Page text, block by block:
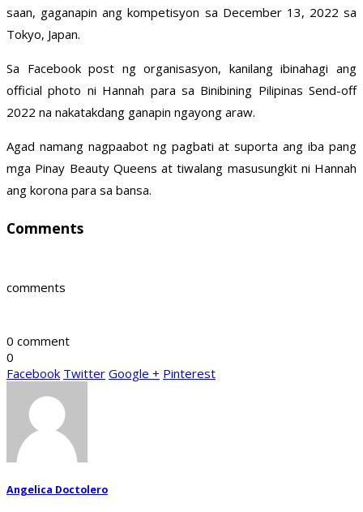
saan, gaganapin ang kompetisyon sa December 13, 2022 sa
Tokyo, Japan.
Sa Facebook post ng organisasyon, kanilang ibinahagi ang
official photo ni Hannah para sa Binibining Pilipinas Send-off
2022 na nakatakdang ganapin ngayong araw.
Agad namang nagpaabot ng pagbati at suporta ang iba pang
mga Pinay Beauty Queens at tiwalang masusungkit ni Hannah
ang korona para sa bansa.
Comments
comments
0 comment
0
Facebook Twitter Google + Pinterest
Angelica Doctolero